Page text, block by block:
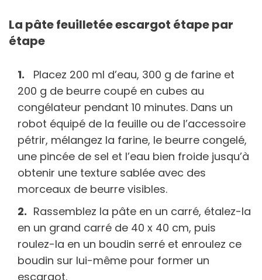
La pâte feuilletée escargot étape par
étape
Placez 200 ml d’eau, 300 g de farine et
200 g de beurre coupé en cubes au
congélateur pendant 10 minutes. Dans un
robot équipé de la feuille ou de l’accessoire
pétrir, mélangez la farine, le beurre congelé,
une pincée de sel et l’eau bien froide jusqu’à
obtenir une texture sablée avec des
morceaux de beurre visibles.
Rassemblez la pâte en un carré, étalez-la
en un grand carré de 40 x 40 cm, puis
roulez-la en un boudin serré et enroulez ce
boudin sur lui-même pour former un
escargot.